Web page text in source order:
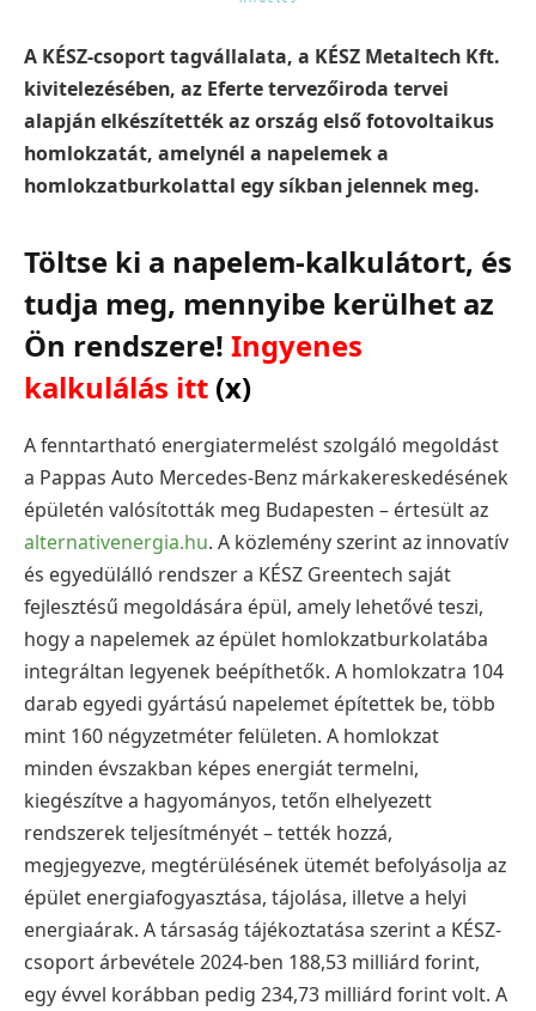
A KÉSZ-csoport tagvállalata, a KÉSZ Metaltech Kft.
kivitelezésében, az Eferte tervezőiroda tervei
alapján elkészítették az ország első fotovoltaikus
homlokzatát, amelynél a napelemek a
homlokzatburkolattal egy síkban jelennek meg.
Töltse ki a napelem-kalkulátort, és
tudja meg, mennyibe kerülhet az
Ön rendszere! Ingyenes
kalkulálás itt (x)
A fenntartható energiatermelést szolgáló megoldást
a Pappas Auto Mercedes-Benz márkakereskedésének
épületén valósították meg Budapesten – értesült az
alternativenergia.hu. A közlemény szerint az innovatív
és egyedülálló rendszer a KÉSZ Greentech saját
fejlesztésű megoldására épül, amely lehetővé teszi,
hogy a napelemek az épület homlokzatburkolatába
integráltan legyenek beépíthetők. A homlokzatra 104
darab egyedi gyártású napelemet építettek be, több
mint 160 négyzetméter felületen. A homlokzat
minden évszakban képes energiát termelni,
kiegészítve a hagyományos, tetőn elhelyezett
rendszerek teljesítményét – tették hozzá,
megjegyezve, megtérülésének ütemét befolyásolja az
épület energiafogyasztása, tájolása, illetve a helyi
energiaárak. A társaság tájékoztatása szerint a KÉSZ-
csoport árbevétele 2024-ben 188,53 milliárd forint,
egy évvel korábban pedig 234,73 milliárd forint volt. A